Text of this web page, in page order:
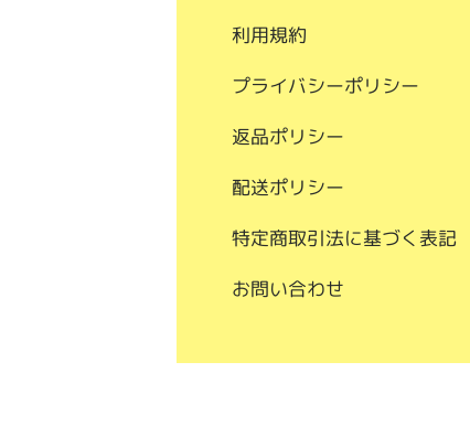
利用規約
プライバシーポリシー
返品ポリシー
配送ポリシー
特定商取引法に基づく表記
お問い合わせ